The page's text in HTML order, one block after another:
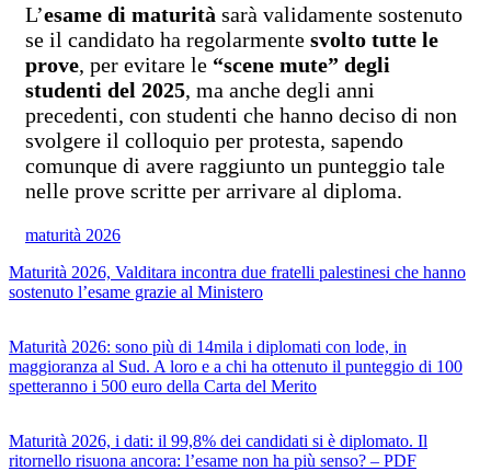
L’esame di maturità sarà validamente sostenuto
se il candidato ha regolarmente svolto tutte le
prove, per evitare le “scene mute” degli
studenti del 2025, ma anche degli anni
precedenti, con studenti che hanno deciso di non
svolgere il colloquio per protesta, sapendo
comunque di avere raggiunto un punteggio tale
nelle prove scritte per arrivare al diploma.
maturità 2026
Maturità 2026, Valditara incontra due fratelli palestinesi che hanno
sostenuto l’esame grazie al Ministero
Maturità 2026: sono più di 14mila i diplomati con lode, in
maggioranza al Sud. A loro e a chi ha ottenuto il punteggio di 100
spetteranno i 500 euro della Carta del Merito
Maturità 2026, i dati: il 99,8% dei candidati si è diplomato. Il
ritornello risuona ancora: l’esame non ha più senso? – PDF